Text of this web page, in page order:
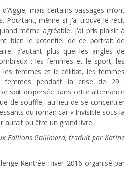
mais certains passages m’ont
Pourtant, même si j’ai trouvé le récit
même agréable, j’ai pris plaisir à
bien le potentiel de ce portrait de
d’autant plus que les angles de
: les femmes et le sport, les
les femmes et le célibat, les femmes
femmes pendant la crise de 29…
soit dispersée dans cette alternance
de souffle, au lieu de se concentrer
du roman car « Invisible sous la
aurait pu être un grand livre.
Editions Gallimard, traduit par Karine
Rentrée Hiver 2016 organisé par